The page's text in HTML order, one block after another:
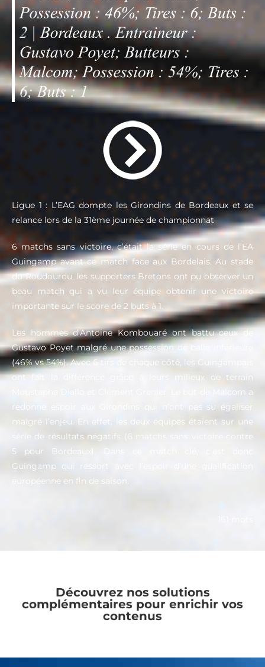
Ligue 1 : L’EAG dompte les Girondins de Bordeaux et se
relance lors de la 31ème journée de championnat
6 matchs sans victoire, c’était la série en cours de l’EA
Guingamp avant ce match face aux Bordelais. Au stade
du Roudourou, les supporters Bretons ont pu observer un
beau match qui a vu leur équipe obtenir une victoire
importante sur le score de 2 buts à 1.
Les hommes d’Antoine Kombouaré ont battu ceux de
Gustavo Poyet malgré une possession de balle inférieure
(46% vs 54%). Avec 6 tirs de chaque côté, les Guingampais
ont fait la différence grâce à leurs milieux de terrain
Moustapha Diallo et Clément Grenier. Le but de Malcom a
redonné espoir aux Girondins qui n’ont pas su égaliser
malgré l’enjeu. En effet, les deux équipes étaient sur une
série de résultats négatifs (6 matchs sans victoire contre
5 pour Bordeaux). Dans ce match clé, c’est donc
Guingamp qui ressort avec l’espoir d’une qualification
européenne en fin de saison.
Découvrez nos solutions
complémentaires pour enrichir vos
contenus